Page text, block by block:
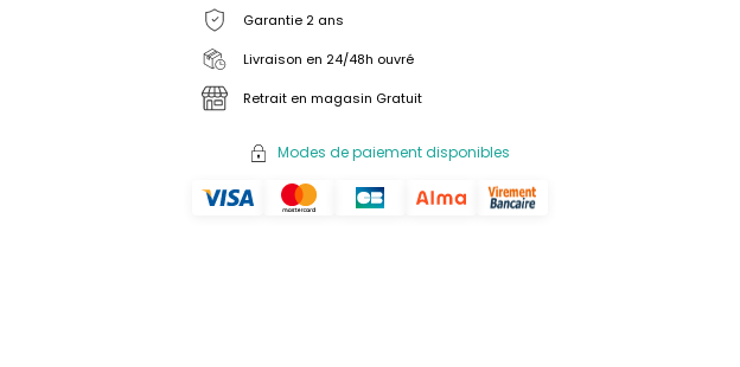
Garantie 2 ans
Livraison en 24/48h ouvré
Retrait en magasin Gratuit
Modes de paiement disponibles